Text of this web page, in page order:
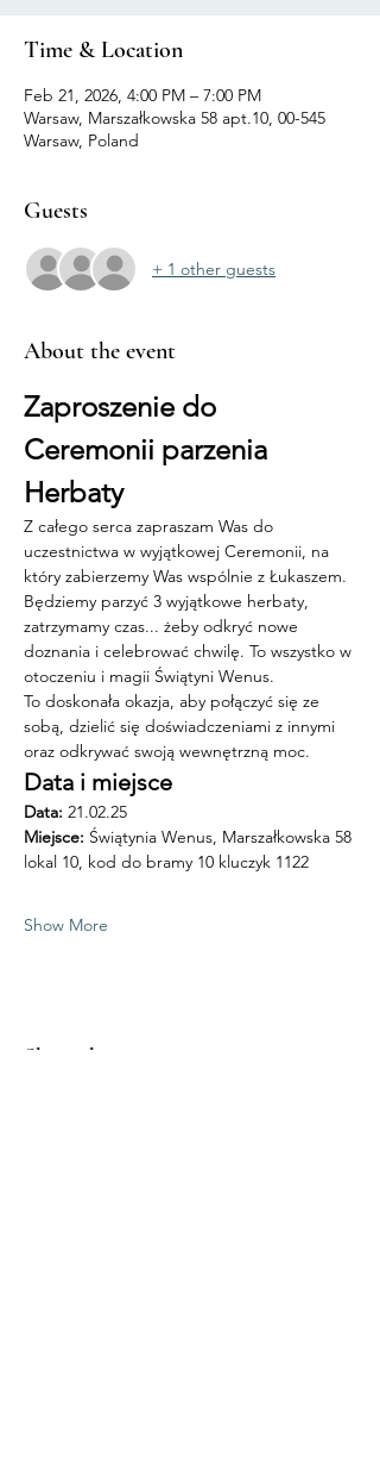
Time & Location
Feb 21, 2026, 4:00 PM – 7:00 PM
Warsaw, Marszałkowska 58 apt.10, 00-545
Warsaw, Poland
Guests
+ 1 other guests
About the event
Zaproszenie do
Ceremonii parzenia
Herbaty
Z całego serca zapraszam Was do
uczestnictwa w wyjątkowej Ceremonii, na
który zabierzemy Was wspólnie z Łukaszem.
Będziemy parzyć 3 wyjątkowe herbaty,
zatrzymamy czas... żeby odkryć nowe
doznania i celebrować chwilę. To wszystko w
otoczeniu i magii Świątyni Wenus.
To doskonała okazja, aby połączyć się ze
sobą, dzielić się doświadczeniami z innymi
oraz odkrywać swoją wewnętrzną moc.
Data i miejsce
Data: 21.02.25
Miejsce: Świątynia Wenus, Marszałkowska 58
lokal 10, kod do bramy 10 kluczyk 1122
Show More
Share this event